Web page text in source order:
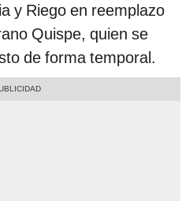
y Riego en reemplazo
Quispe, quien se
de forma temporal.